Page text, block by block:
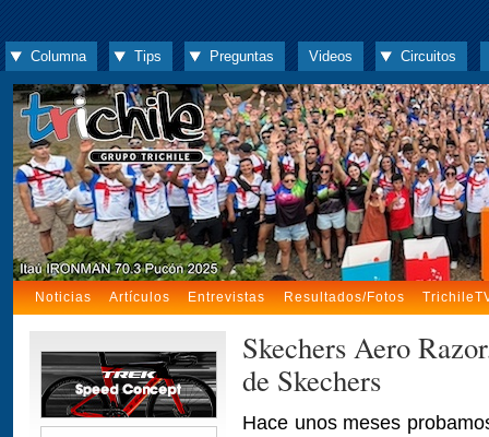
Columna Tips Preguntas Videos Circuitos
Noticias Artículos Entrevistas Resultados/Fotos
Skechers Aero
de Skechers
Hace unos meses